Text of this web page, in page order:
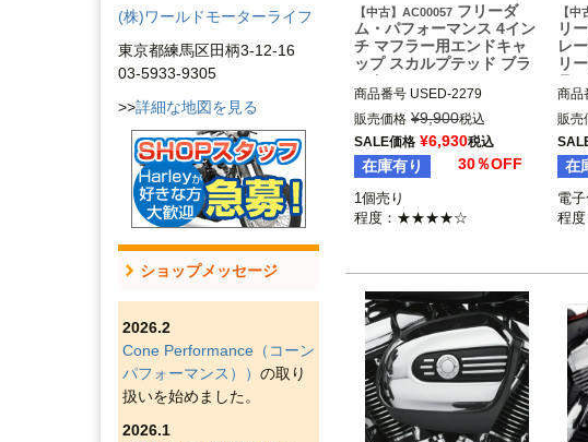
(株)ワールドモーターライフ
東京都練馬区田柄3-12-16
03-5933-9305
>>詳細な地図を見る
ショップメッセージ
2026.2
Cone Performance（コーン
パフォーマンス）） の取り
扱いを始めました。
2026.1
【中古】AC00057 フリーダ
ム・パフォーマンス 4イン
チ マフラー用エンドキャ
ップ スカルプテッド ブラ
ック
商品番号 USED-2279
AC00057
フリーダムパフォーマンスの4
インチ径マフラー
Freedom Performance（フリ
販売価格 ¥9,900税込
SALE価格 ¥6,930税込
在庫有り 30％OFF
1個売り
程度：★★★★☆
【
リ
レ
リ
ラッ
商品
イク
販売
在
電
程